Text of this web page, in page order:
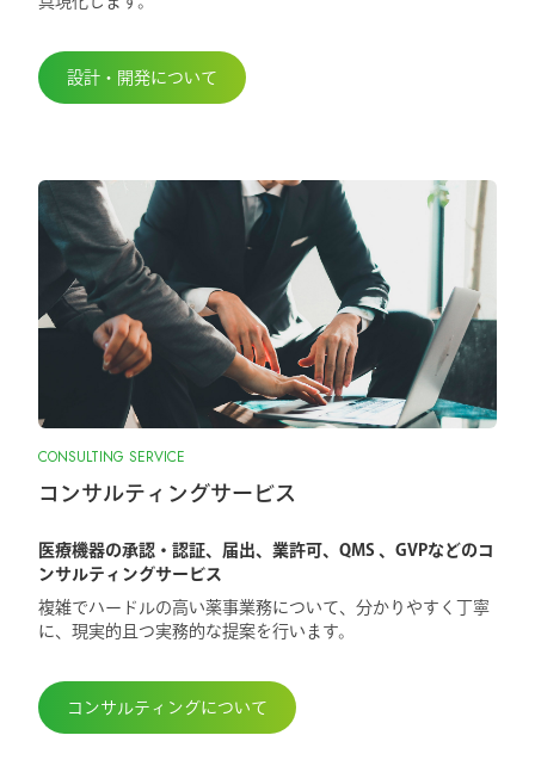
設計・開発について
CONSULTING SERVICE
コンサルティングサービス
医療機器の承認・認証、届出、業許可、QMS 、GVPなどのコ
ンサルティングサービス
複雑でハードルの高い薬事業務について、分かりやすく丁寧
に、現実的且つ実務的な提案を行います。
コンサルティングについて